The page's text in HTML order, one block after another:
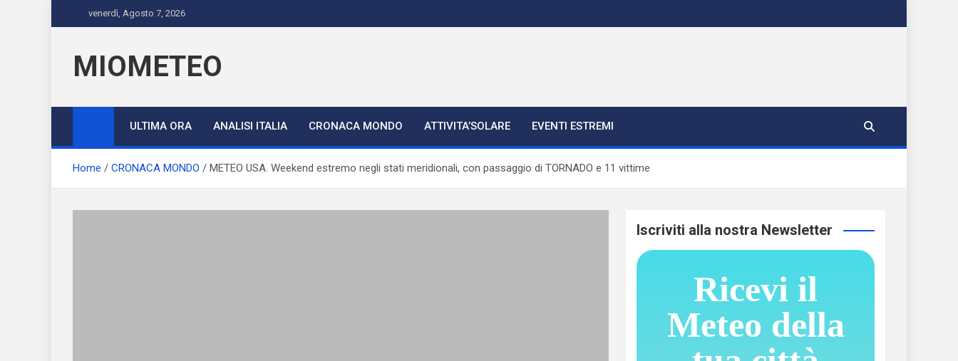
to
venerdì, Agosto 7, 2026
MIOMETEO
ULTIMA ORA ANALISI ITALIA CRONACA MONDO ATTIVITA’SOLARE EVENTI ESTREMI
Home CRONACA MONDO METEO USA. Weekend estremo negli stati meridionali, con passaggio di TORNADO e 11 vittime
Iscriviti alla nostra Newsletter
Ricevi il
Meteo della